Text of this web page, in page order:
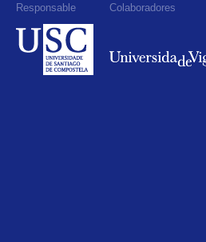
Responsable Colaboradores